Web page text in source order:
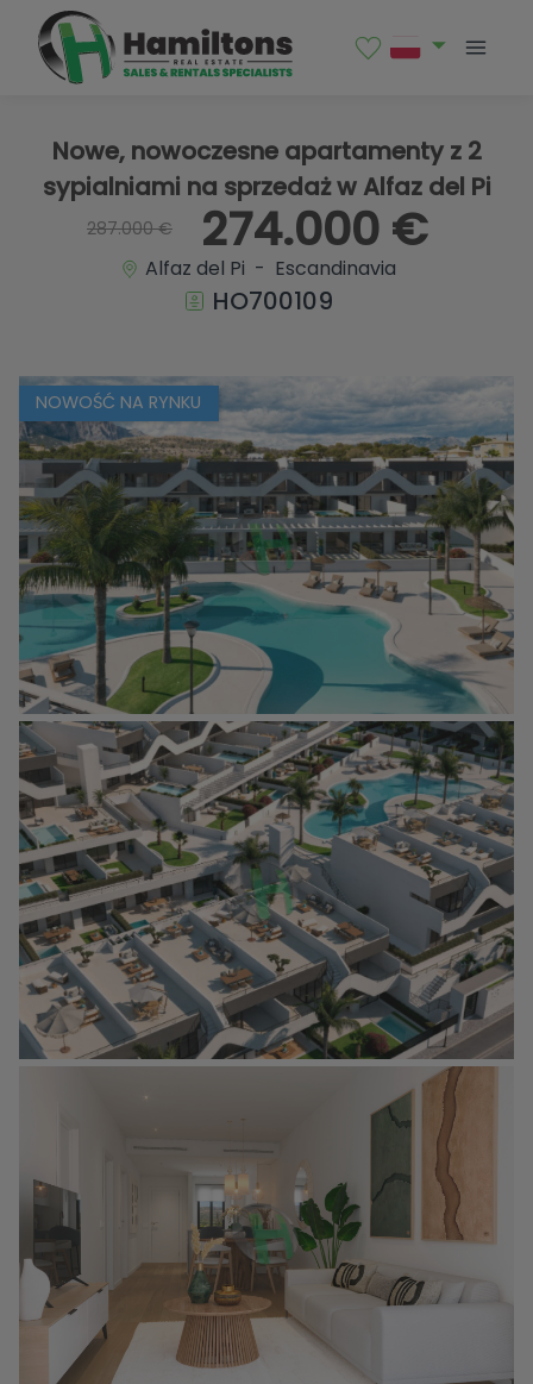
Nowe, nowoczesne apartamenty z 2
sypialniami na sprzedaż w Alfaz del Pi
287.000 € 274.000 €
Alfaz del Pi - Escandinavia
HO700109
NOWOŚĆ NA RYNKU
1 / 17